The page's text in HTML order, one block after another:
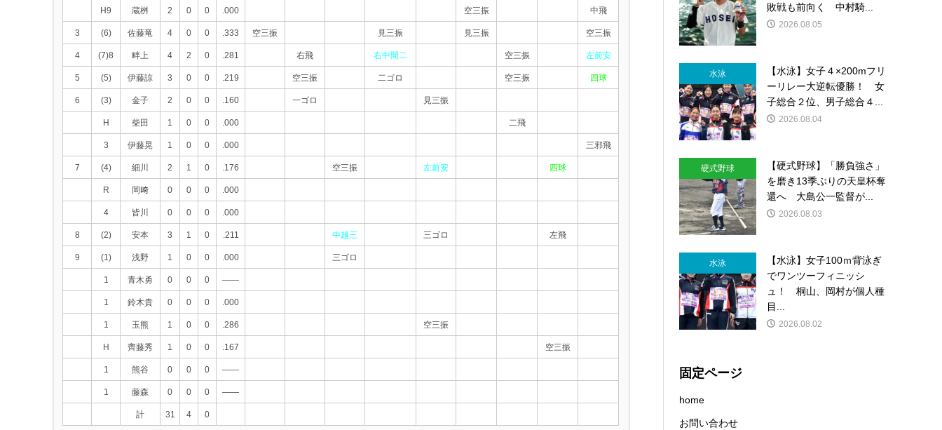
H9 蔵桝 2 0 0 .000 空三振 中飛
3 (6) 佐藤竜 4 0 0 .333 空三振 見三振 見三振 空三振
4 (7)8 畔上 4 2 0 .281 右飛 右中間二 空三振 左前安
5 (5) 伊藤諒 3 0 0 .219 空三振 二ゴロ 空三振 四球
6 (3) 金子 2 0 0 .160 一ゴロ 見三振
H 柴田 1 0 0 .000 二飛
3 伊藤晃 1 0 0 .000 三邪飛
7 (4) 細川 2 1 0 .176 空三振 左前安 四球
R 岡﨑 0 0 0 .000
4 皆川 0 0 0 .000
8 (2) 安本 3 1 0 .211 中越三 三ゴロ 左飛
9 (1) 浅野 1 0 0 .000 三ゴロ
1 青木勇 0 0 0 ――
1 鈴木貴 0 0 0 .000
1 玉熊 1 0 0 .286 空三振
H 齊藤秀 1 0 0 .167 空三振
1 熊谷 0 0 0 ――
1 藤森 0 0 0 ――
計 31 4 0
敗戦も前向く 中村騎...
2026.08.05
水泳
【水泳】女子４×200mフリ
ーリレー大逆転優勝！ 女
子総合２位、男子総合４...
2026.08.04
硬式野球
【硬式野球】「勝負強さ」
を磨き13季ぶりの天皇杯奪
還へ 大島公一監督が...
2026.08.03
水泳
【水泳】女子100ｍ背泳ぎ
でワンツーフィニッシ
ュ！ 桐山、岡村が個人種
目...
2026.08.02
固定ページ
home
お問い合わせ